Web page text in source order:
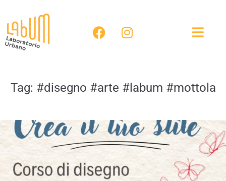
Tag: #disegno #arte #labum #mottola